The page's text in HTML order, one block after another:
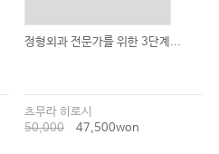
정형외과 전문가를 위한 3단계...
츠무라 히로시
50,000
47,500won